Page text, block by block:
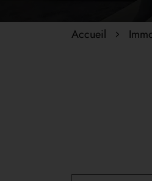
Accueil